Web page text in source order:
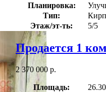
Планировка:
Тип:
Этаж/эт-ть:
5/5
Продается 1
2 370 000 р.
Площадь: